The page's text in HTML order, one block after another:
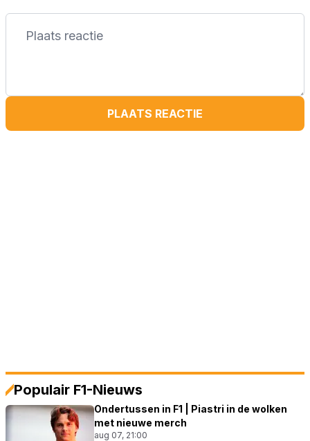
PLAATS REACTIE
Populair F1-Nieuws
Ondertussen in F1 | Piastri in de wolken
met nieuwe merch
aug 07, 21:00